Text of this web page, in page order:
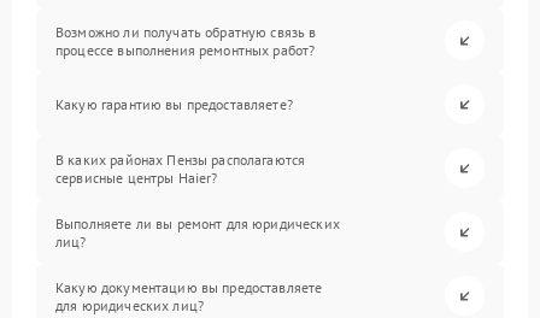
Возможно ли получать обратную связь в
процессе выполнения ремонтных работ?
Какую гарантию вы предоставляете?
В каких районах Пензы располагаются
сервисные центры Haier?
Выполняете ли вы ремонт для юридических
лиц?
Какую документацию вы предоставляете
для юридических лиц?